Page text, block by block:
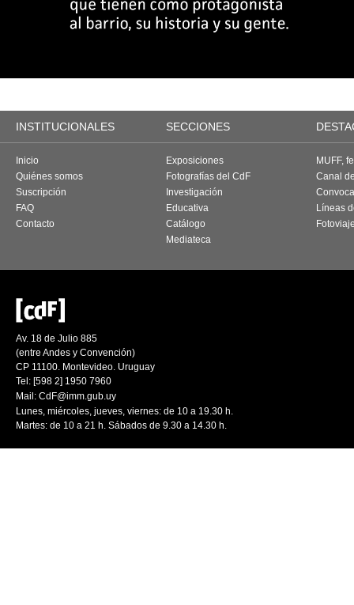
INSTITUCIONALES SECCIONES
Inicio
Quiénes somos
Suscripción
FAQ
Contacto
Exposiciones
Fotografías del CdF
Investigación
Educativa
Catálogo
Mediateca
MUFF,
Canal
Líneas
Av. 18 de Julio 885
(entre Andes y Convención)
CP 11100. Montevideo. Uruguay
Tel: [598 2] 1950 7960
Mail: CdF@imm.gub.uy
Lunes, miércoles, jueves, viernes: de 10 a 19.30 h.
Martes: de 10 a 21 h. Sábados de 9.30 a 14.30 h.